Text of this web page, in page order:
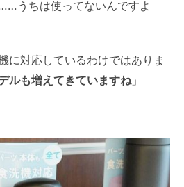
……うちは使ってないんですよ
に対応しているわけではありま
ルも増えてきていますね 」